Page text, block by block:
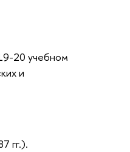
20 учебном
и
гг.).